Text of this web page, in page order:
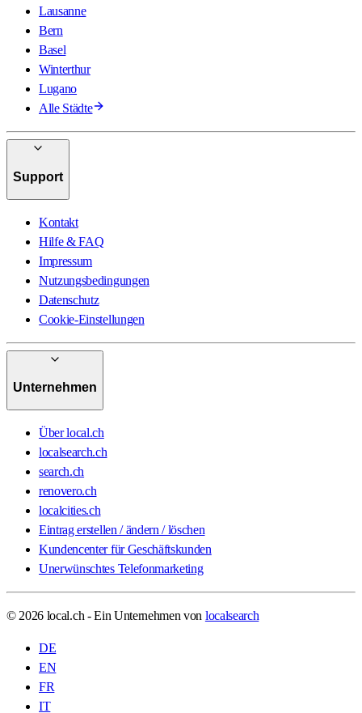
Lausanne
Bern
Basel
Winterthur
Lugano
Alle Städte
Support
Kontakt
Hilfe & FAQ
Impressum
Nutzungsbedingungen
Datenschutz
Cookie-Einstellungen
Unternehmen
Über local.ch
localsearch.ch
search.ch
renovero.ch
localcities.ch
Eintrag erstellen / ändern / löschen
Kundencenter für Geschäftskunden
Unerwünschtes Telefonmarketing
© 2026 local.ch - Ein Unternehmen von localsearch
DE
EN
FR
IT